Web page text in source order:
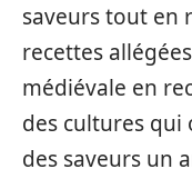
saveurs tout en
recettes
médiévale en
des cultures qui
des saveurs un